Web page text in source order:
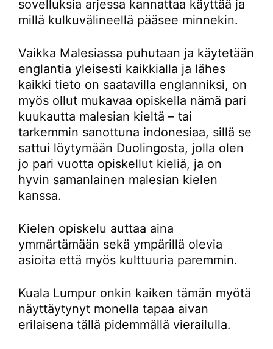
sovelluksia arjessa kannattaa käyttää ja
millä kulkuvälineellä pääsee minnekin.
Vaikka Malesiassa puhutaan ja käytetään
englantia yleisesti kaikkialla ja lähes
kaikki tieto on saatavilla englanniksi, on
myös ollut mukavaa opiskella nämä pari
kuukautta malesian kieltä – tai
tarkemmin sanottuna indonesiaa, sillä se
sattui löytymään Duolingosta, jolla olen
jo pari vuotta opiskellut kieliä, ja on
hyvin samanlainen malesian kielen
kanssa.
Kielen opiskelu auttaa aina
ymmärtämään sekä ympärillä olevia
asioita että myös kulttuuria paremmin.
Kuala Lumpur onkin kaiken tämän myötä
näyttäytynyt monella tapaa aivan
erilaisena tällä pidemmällä vierailulla.